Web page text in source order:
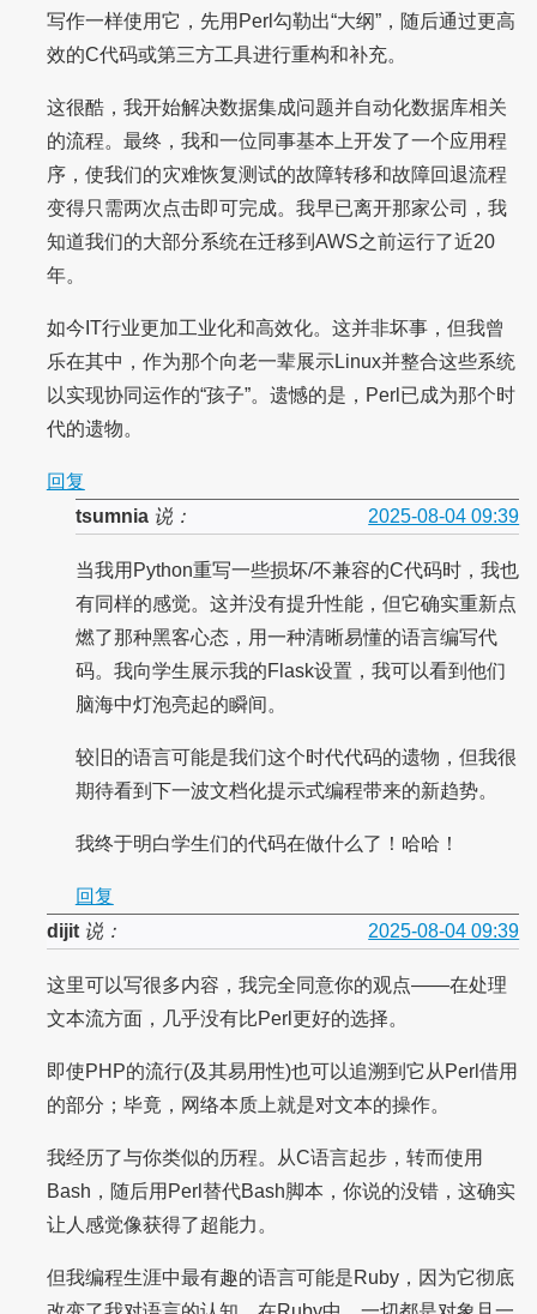
写作一样使用它，先用Perl勾勒出“大纲”，随后通过更高
效的C代码或第三方工具进行重构和补充。
这很酷，我开始解决数据集成问题并自动化数据库相关
的流程。最终，我和一位同事基本上开发了一个应用程
序，使我们的灾难恢复测试的故障转移和故障回退流程
变得只需两次点击即可完成。我早已离开那家公司，我
知道我们的大部分系统在迁移到AWS之前运行了近20
年。
如今IT行业更加工业化和高效化。这并非坏事，但我曾
乐在其中，作为那个向老一辈展示Linux并整合这些系统
以实现协同运作的“孩子”。遗憾的是，Perl已成为那个时
代的遗物。
回复
tsumnia说： 2025-08-04 09:39
当我用Python重写一些损坏/不兼容的C代码时，我也
有同样的感觉。这并没有提升性能，但它确实重新点
燃了那种黑客心态，用一种清晰易懂的语言编写代
码。我向学生展示我的Flask设置，我可以看到他们
脑海中灯泡亮起的瞬间。
较旧的语言可能是我们这个时代代码的遗物，但我很
期待看到下一波文档化提示式编程带来的新趋势。
我终于明白学生们的代码在做什么了！哈哈！
回复
dijit说： 2025-08-04 09:39
这里可以写很多内容，我完全同意你的观点——在处理
文本流方面，几乎没有比Perl更好的选择。
即使PHP的流行(及其易用性)也可以追溯到它从Perl借用
的部分；毕竟，网络本质上就是对文本的操作。
我经历了与你类似的历程。从C语言起步，转而使用
Bash，随后用Perl替代Bash脚本，你说的没错，这确实
让人感觉像获得了超能力。
但我编程生涯中最有趣的语言可能是Ruby，因为它彻底